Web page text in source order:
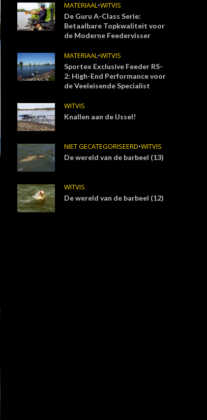
MATERIAAL•WITVIS
De Guru A-Class Serie:
Betaalbare Topkwaliteit voor
de Moderne Feedervisser
MATERIAAL•WITVIS
Sportex Exclusive Feeder RS-
2: High-End Performance voor
de Veeleisende Specialist
WITVIS
Knallen aan de IJssel!
NIET GECATEGORISEERD•WITVIS
De wereld van de barbeel (13)
WITVIS
De wereld van de barbeel (12)